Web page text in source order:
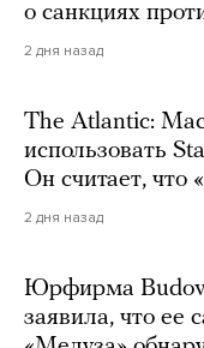
о санкциях
2 дня назад
The Atlantic:
использовать
Он считает, что
2 дня назад
Юрфирма
заявила, что ее